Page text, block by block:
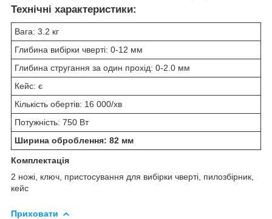
Технічні характеристики:
Вага: 3.2 кг
Глибина вибірки чверті: 0-12 мм
Глибина стругання за один прохід: 0-2.0 мм
Кейс: є
Кількість обертів: 16 000/хв
Потужність: 750 Вт
Ширина оброблення: 82 мм
Комплектація
2 ножі, ключ, пристосування для вибірки чверті, пилозбірник,
кейс
Приховати